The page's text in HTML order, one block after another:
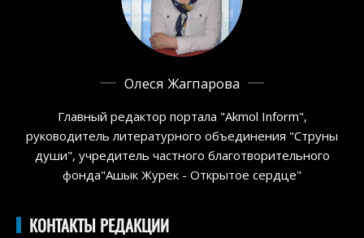
Олеся Жагпарова
Главный редактор портала "Akmol Inform",
руководитель литературного объединения "Струны
души", учредитель частного благотворительного
фонда"Ашык Журек - Открытое сердце"
КОНТАКТЫ РЕДАКЦИИ